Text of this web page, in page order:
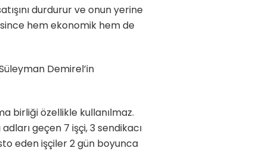
durdurur ve onun yerine
hem ekonomik hem de
Demirel’in
birliği özellikle kullanılmaz.
geçen 7 işçi, 3 sendikacı
eden işçiler 2 gün boyunca